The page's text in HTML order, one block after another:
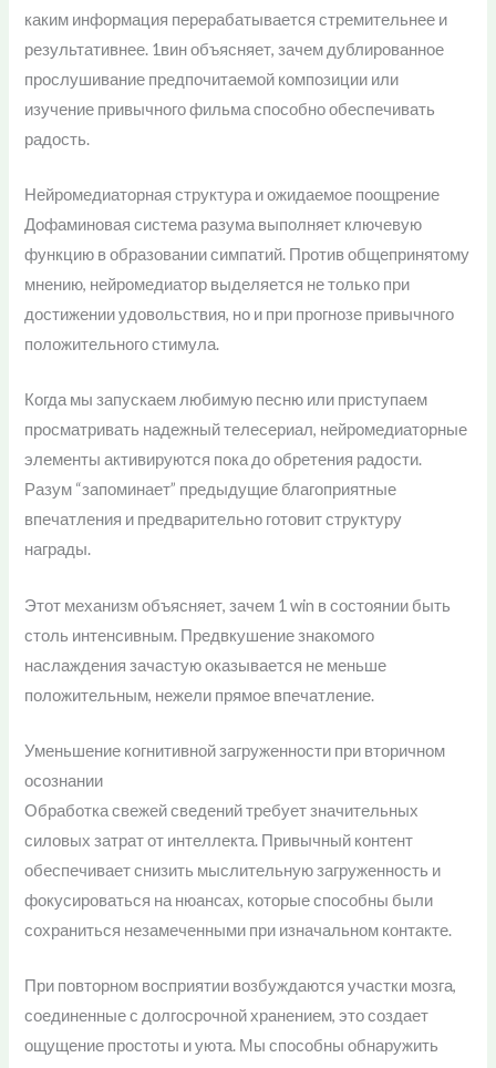
каким информация перерабатывается стремительнее и
результативнее. 1вин объясняет, зачем дублированное
прослушивание предпочитаемой композиции или
изучение привычного фильма способно обеспечивать
радость.
Нейромедиаторная структура и ожидаемое поощрение
Дофаминовая система разума выполняет ключевую
функцию в образовании симпатий. Против общепринятому
мнению, нейромедиатор выделяется не только при
достижении удовольствия, но и при прогнозе привычного
положительного стимула.
Когда мы запускаем любимую песню или приступаем
просматривать надежный телесериал, нейромедиаторные
элементы активируются пока до обретения радости.
Разум “запоминает” предыдущие благоприятные
впечатления и предварительно готовит структуру
награды.
Этот механизм объясняет, зачем 1 win в состоянии быть
столь интенсивным. Предвкушение знакомого
наслаждения зачастую оказывается не меньше
положительным, нежели прямое впечатление.
Уменьшение когнитивной загруженности при вторичном
осознании
Обработка свежей сведений требует значительных
силовых затрат от интеллекта. Привычный контент
обеспечивает снизить мыслительную загруженность и
фокусироваться на нюансах, которые способны были
сохраниться незамеченными при изначальном контакте.
При повторном восприятии возбуждаются участки мозга,
соединенные с долгосрочной хранением, это создает
ощущение простоты и уюта. Мы способны обнаружить